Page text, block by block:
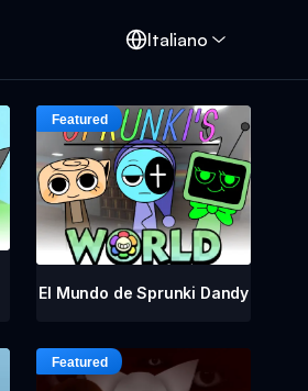
Italiano
El Mundo de Sprunki Dandy